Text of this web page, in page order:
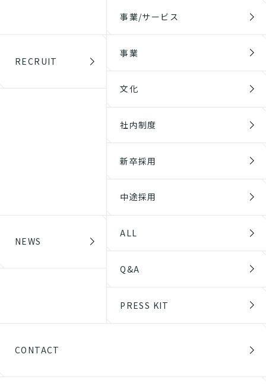
事業/サービス
RECRUIT
事業
文化
社内制度
新卒採用
中途採用
NEWS
ALL
Q&A
PRESS KIT
CONTACT